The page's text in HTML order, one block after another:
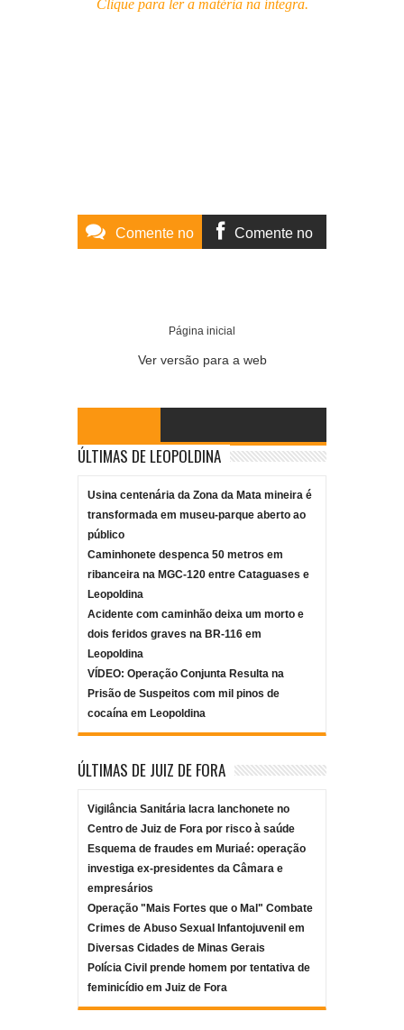
Clique para ler a matéria na íntegra.
Comente no Comente no
Página inicial
Ver versão para a web
ÚLTIMAS DE LEOPOLDINA
Usina centenária da Zona da Mata mineira é
transformada em museu-parque aberto ao
público
Caminhonete despenca 50 metros em
ribanceira na MGC-120 entre Cataguases e
Leopoldina
Acidente com caminhão deixa um morto e
dois feridos graves na BR-116 em
Leopoldina
VÍDEO: Operação Conjunta Resulta na
Prisão de Suspeitos com mil pinos de
cocaína em Leopoldina
ÚLTIMAS DE JUIZ DE FORA
Vigilância Sanitária lacra lanchonete no
Centro de Juiz de Fora por risco à saúde
Esquema de fraudes em Muriaé: operação
investiga ex-presidentes da Câmara e
empresários
Operação "Mais Fortes que o Mal" Combate
Crimes de Abuso Sexual Infantojuvenil em
Diversas Cidades de Minas Gerais
Polícia Civil prende homem por tentativa de
feminicídio em Juiz de Fora